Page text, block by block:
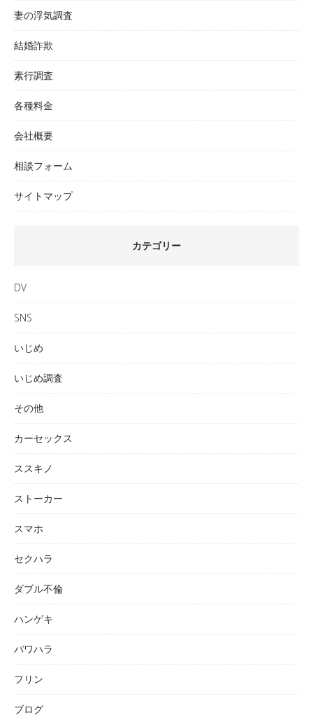
妻の浮気調査
結婚詐欺
素行調査
各種料金
会社概要
相談フォーム
サイトマップ
カテゴリー
DV
SNS
いじめ
いじめ調査
その他
カーセックス
ススキノ
ストーカー
スマホ
セクハラ
ダブル不倫
ハンゲキ
パワハラ
フリン
ブログ